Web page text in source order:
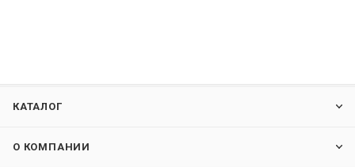
КАТАЛОГ
О КОМПАНИИ